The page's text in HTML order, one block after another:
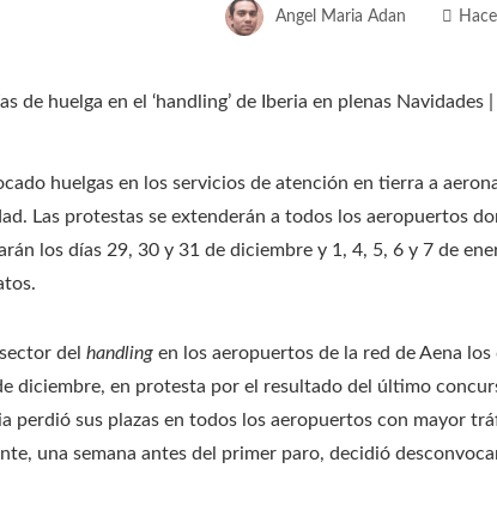
Angel Maria Adan
huelgas en los servicios de atención en tierra a
Las protestas se extenderán a todos los aeropuertos
los días 29, 30 y 31 de diciembre y 1, 4, 5, 6 y 7 de
del handling en los aeropuertos de la red de Aena los
diciembre, en protesta por el resultado del último
perdió sus plazas en todos los aeropuertos con mayor
una semana antes del primer paro, decidió